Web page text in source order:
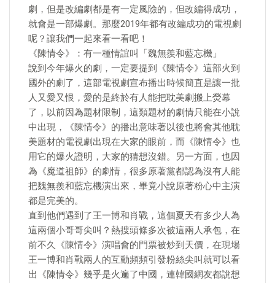
劇，但是改編劇都是有一定風險的，但改編得成功，
就會是一部爆劇。那麼2019年都有改編成功的電視劇
呢？讓我們一起來看一看吧！
《陳情令》：有一種情誼叫「魏無羨和藍忘機」
說到今年爆火的劇，一定要提到《陳情令》這部火到
國外的劇了，這部電視劇宣布播出時候簡直是讓一批
人又愛又恨，愛的是終於有人能把耽美劇搬上熒幕
了，以前因為題材限制，這類題材的劇情只能在小說
中出現，《陳情令》的播出意味著以後也將會其他耽
美題材的電視劇出現在大家的眼前，而《陳情令》也
用它的爆火證明，大家的猜想沒錯。另一方面，也因
為《魔道祖師》的劇情，很多原著黨都認為沒有人能
把魏無羨和藍忘機演出來，畢竟小說原著粉心中主演
都是完美的。
直到他們遇到了王一博和肖戰，這個夏天有多少人為
這兩個小哥哥尖叫？熱搜頭條多次被這兩人承包，在
前不久《陳情令》演唱會的門票被炒到天價，在現場
王一博和肖戰兩人的互動頻頻引發粉絲尖叫就可以看
出《陳情令》幾乎是火遍了中國，連韓國網友都說想